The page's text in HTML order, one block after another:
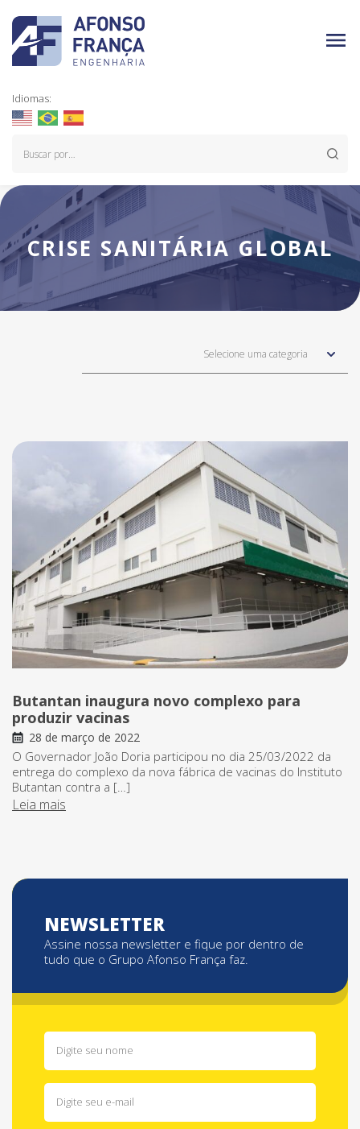
Idiomas:
CRISE SANITÁRIA GLOBAL
Selecione uma categoria
Butantan inaugura novo complexo para
produzir vacinas
28 de março de 2022
O Governador João Doria participou no dia 25/03/2022 da
entrega do complexo da nova fábrica de vacinas do Instituto
Butantan contra a […]
Leia mais
NEWSLETTER
Assine nossa newsletter e fique por dentro de
tudo que o Grupo Afonso França faz.